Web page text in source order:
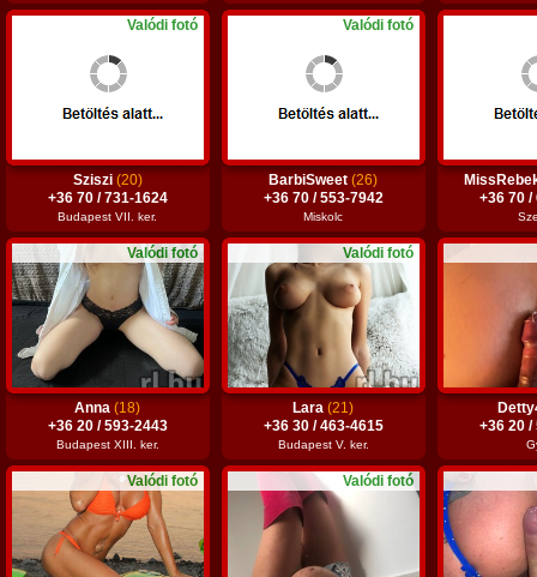
Valódi fotó
Sziszi (20)
+36 70 / 731-1624
Budapest VII. ker.
Valódi fotó
BarbiSweet(26)
+36 70 / 553-7942
Miskolc
+36 70 /
Valódi fotó
Anna(18)
+36 20 / 593-2443
Budapest XIII. ker.
Valódi fotó
Lara(21)
+36 30 / 463-4615
Budapest V. ker.
+36 20 /
Valódi fotó Valódi fotó